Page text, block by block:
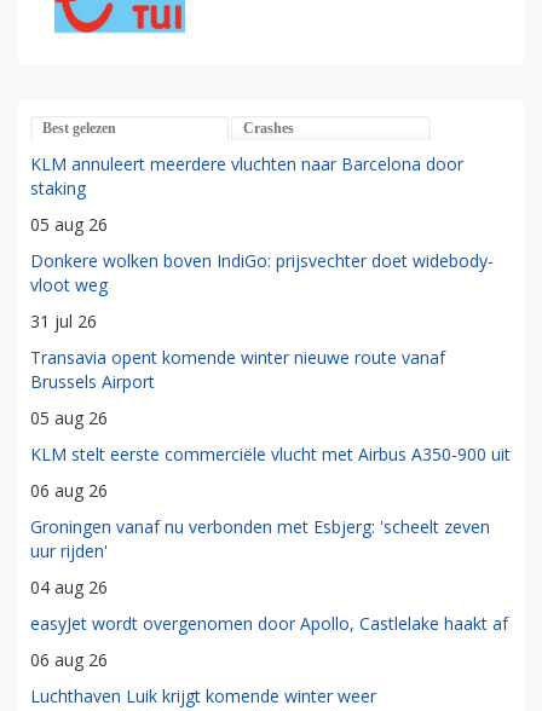
Best gelezen Crashes
KLM annuleert meerdere vluchten naar Barcelona door
staking
05 aug 26
Donkere wolken boven IndiGo: prijsvechter doet widebody-
vloot weg
31 jul 26
Transavia opent komende winter nieuwe route vanaf
Brussels Airport
05 aug 26
KLM stelt eerste commerciële vlucht met Airbus A350-900 uit
06 aug 26
Groningen vanaf nu verbonden met Esbjerg: 'scheelt zeven
uur rijden'
04 aug 26
easyJet wordt overgenomen door Apollo, Castlelake haakt af
06 aug 26
Luchthaven Luik krijgt komende winter weer